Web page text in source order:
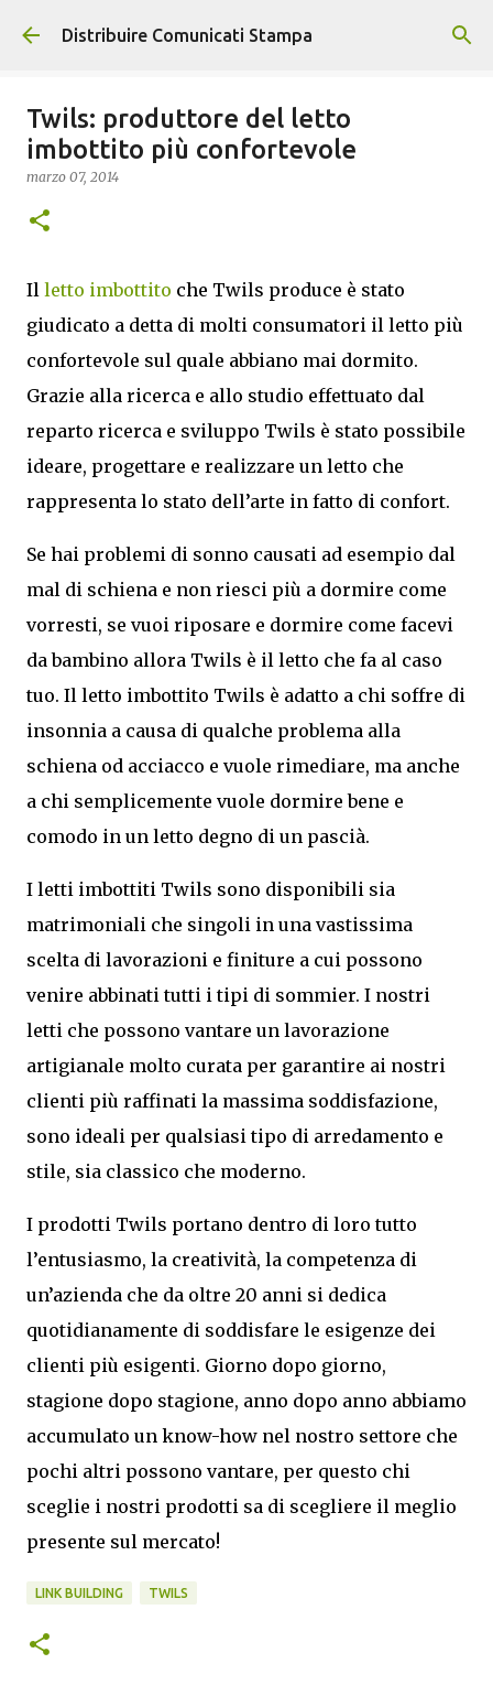
Passa ai contenuti principali
Distribuire Comunicati Stampa
Twils: produttore del letto
imbottito più confortevole
marzo 07, 2014
Il letto imbottito che Twils produce è stato
giudicato a detta di molti consumatori il letto più
confortevole sul quale abbiano mai dormito.
Grazie alla ricerca e allo studio effettuato dal
reparto ricerca e sviluppo Twils è stato possibile
ideare, progettare e realizzare un letto che
rappresenta lo stato dell’arte in fatto di confort.
Se hai problemi di sonno causati ad esempio dal
mal di schiena e non riesci più a dormire come
vorresti, se vuoi riposare e dormire come facevi
da bambino allora Twils è il letto che fa al caso
tuo. Il letto imbottito Twils è adatto a chi soffre di
insonnia a causa di qualche problema alla
schiena od acciacco e vuole rimediare, ma anche
a chi semplicemente vuole dormire bene e
comodo in un letto degno di un pascià.
I letti imbottiti Twils sono disponibili sia
matrimoniali che singoli in una vastissima
scelta di lavorazioni e finiture a cui possono
venire abbinati tutti i tipi di sommier. I nostri
letti che possono vantare un lavorazione
artigianale molto curata per garantire ai nostri
clienti più raffinati la massima soddisfazione,
sono ideali per qualsiasi tipo di arredamento e
stile, sia classico che moderno.
I prodotti Twils portano dentro di loro tutto
l’entusiasmo, la creatività, la competenza di
un’azienda che da oltre 20 anni si dedica
quotidianamente di soddisfare le esigenze dei
clienti più esigenti. Giorno dopo giorno,
stagione dopo stagione, anno dopo anno abbiamo
accumulato un know-how nel nostro settore che
pochi altri possono vantare, per questo chi
sceglie i nostri prodotti sa di scegliere il meglio
presente sul mercato!
LINK BUILDING TWILS